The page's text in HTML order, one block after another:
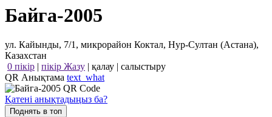
Байга-2005
ул. Кайынды, 7/1, микрорайон Коктал, Нур-Султан (Астана),
Казахстан
0 пікір | пікір Жазу | қалау | салыстыру
QR Анықтама text_what
Қатені анықтадыңыз ба?
Поднять в топ